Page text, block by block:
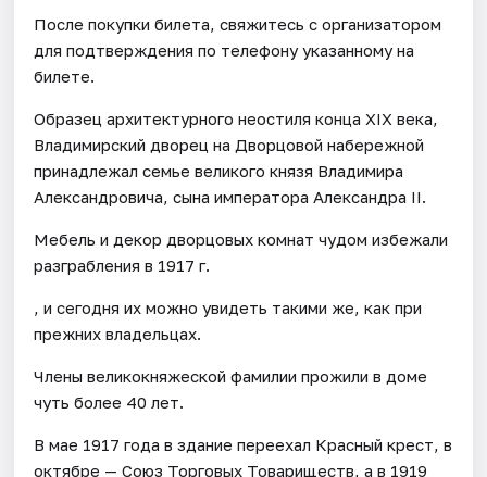
После покупки билета, свяжитесь с организатором
для подтверждения по телефону указанному на
билете.
Образец архитектурного неостиля конца XIX века,
Владимирский дворец на Дворцовой набережной
принадлежал семье великого князя Владимира
Александровича, сына императора Александра II.
Мебель и декор дворцовых комнат чудом избежали
разграбления в 1917 г.
, и сегодня их можно увидеть такими же, как при
прежних владельцах.
Члены великокняжеской фамилии прожили в доме
чуть более 40 лет.
В мае 1917 года в здание переехал Красный крест, в
октябре — Союз Торговых Товариществ, а в 1919